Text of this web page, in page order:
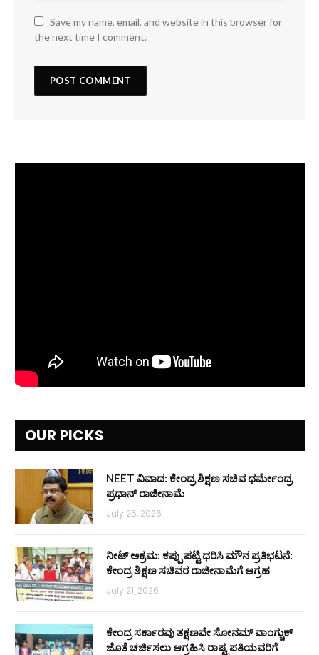
Save my name, email, and website in this browser for
the next time I comment.
OUR PICKS
NEET ವಿವಾದ: ಕೇಂದ್ರ ಶಿಕ್ಷಣ ಸಚಿವ ಧರ್ಮೇಂದ್ರ
ಪ್ರಧಾನ್ ರಾಜೀನಾಮೆ
July 25, 2026
ನೀಟ್ ಅಕ್ರಮ: ಕಪ್ಪು ಪಟ್ಟಿ ಧರಿಸಿ ಮೌನ ಪ್ರತಿಭಟನೆ:
ಕೇಂದ್ರ ಶಿಕ್ಷಣ ಸಚಿವರ ರಾಜೀನಾಮೆಗೆ ಆಗ್ರಹ
July 21, 2026
ಕೇಂದ್ರ ಸರ್ಕಾರವು ತಕ್ಷಣವೇ ಸೋನಮ್ ವಾಂಗ್ಚುಕ್
ಜೊತೆ ಚರ್ಚಿಸಲು ಆಗ್ರಹಿಸಿ ರಾಷ್ಟ್ರಪತಿಯವರಿಗೆ